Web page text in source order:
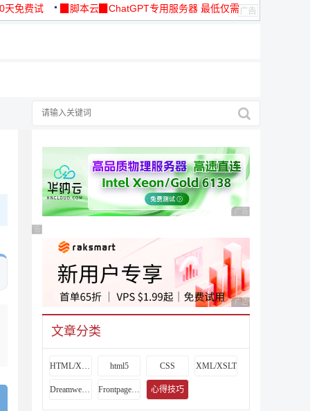
免费试
▉脚本云▉ChatGPT专用服务器 最低仅需
广告 商业广告，理性
广告 商业广告，理性选择
广告 商业广告，理性
文章分类
HTML/Xhtml html5 CSS XML/XSLT
Dreamweaver教程 Frontpage教程 心得技巧